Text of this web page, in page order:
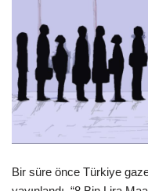
Bir süre önce Türkiye